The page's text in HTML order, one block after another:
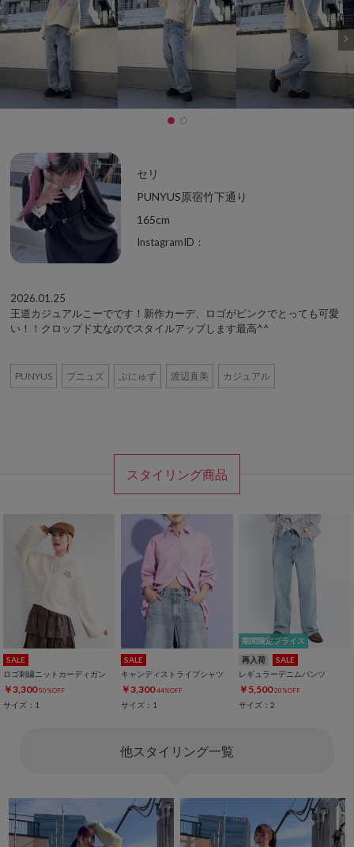
セリ
PUNYUS原宿竹下通り
165cm
InstagramID：
2026.01.25
王道カジュアルこーでです！新作カーデ、ロゴがピンクでとっても可愛
い！！クロップド丈なのでスタイルアップします最高^^
PUNYUS プニュズ ぷにゅず 渡辺直美 カジュアル
スタイリング商品
SALE
ロゴ刺繍ニットカーディガン
￥3,300 50%OFF
サイズ：1
SALE
キャンディストライプシャツ
￥3,300 44%OFF
サイズ：1
期間限定プライス
再入荷
SALE
レギュラーデニムパンツ
￥5,500 20%OFF
サイズ：2
他スタイリング一覧